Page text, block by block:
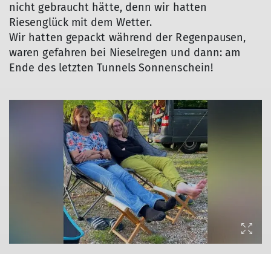
nicht gebraucht hätte, denn wir hatten
Riesenglück mit dem Wetter.
Wir hatten gepackt während der Regenpausen,
waren gefahren bei Nieselregen und dann: am
Ende des letzten Tunnels Sonnenschein!
© DAV Markt Schwaben | Foto Sebastian Gründel
© DAV Markt Schwaben | Foto Hildegard Petschik
© DAV Markt Schwaben | Foto Hildegard Petschik
© DAV Markt Schwaben | Foto Karin und Peter Tkaczuk
© DAV Markt Schwaben | Foto Hildegard Petschik